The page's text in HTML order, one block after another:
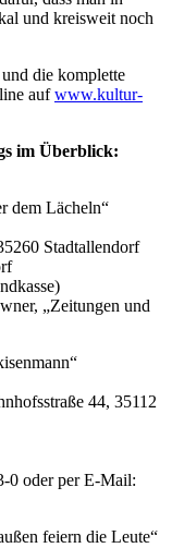
und kreisweit noch
die komplette
aufwww.kultur-
im Überblick:
dem Lächeln“
Stadtallendorf
„Zeitungen und
44, 35112
0 oder per E-Mail:
feiern die Leute“